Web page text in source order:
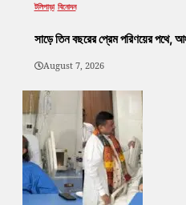
টলিপাড়া বিনোদন
সাড়ে তিন বছরের প্রেম পরিণয়ের
August 7, 2026